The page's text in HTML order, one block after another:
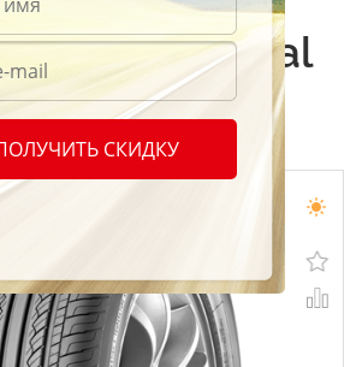
GT Radial
228 215/65
СКИДКУ